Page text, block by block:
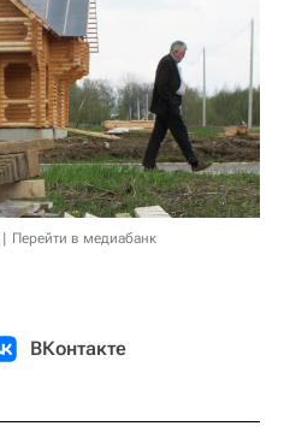
Перейти в медиабанк
ВКонтакте